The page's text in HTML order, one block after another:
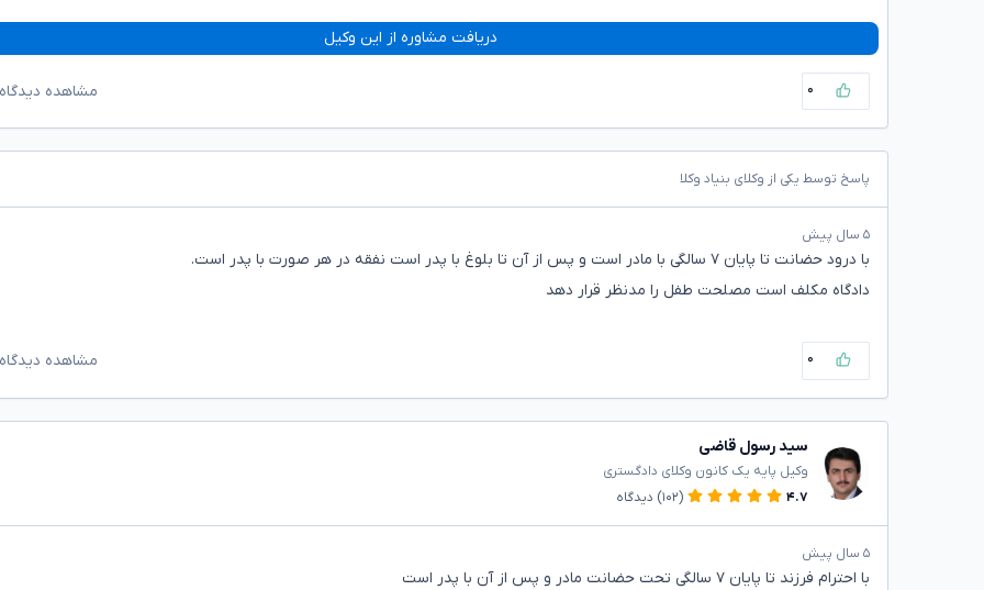
دریافت مشاوره از این وکیل
۰ مشاهده
پاسخ توسط یکی از وکلای بنیاد وکلا
۵ سال پیش
با درود حضانت‌ تا پایان ۷ سالگی با مادر است و پس از آن تا بلوغ با پدر است نفقه در هر صورت با پدر است.
دادگاه مکلف است مصلحت طفل را مدنظر قرار دهد
۰ مشاهده
سید رسول قاضی
وکیل پایه یک کانون وکلای دادگستری
۴.۷
(۱۰۲) دیدگاه
۵ سال پیش
با احترام فرزند تا پایان ۷ سالگی تحت حضانت مادر و پس از آن با پدر است